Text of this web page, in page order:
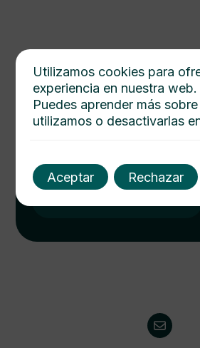
Cuida tu salud hoy
consejos médicos. Salud integral
click. Consulta y protege a tu
Utilizamos cookies para
experiencia en nuestra web.
Puedes aprender más
utilizamos o desactivarlas
Aceptar Rechazar